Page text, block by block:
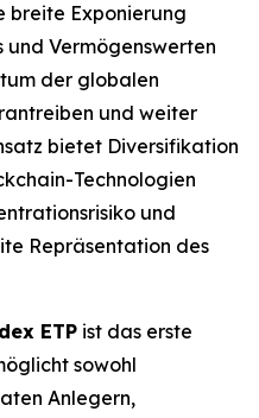
breite Exponierung
Vermögenswerten
der globalen
und weiter
bietet Diversifikation
Technologien
und
Repräsentation des
ETP ist das erste
sowohl
Anlegern,